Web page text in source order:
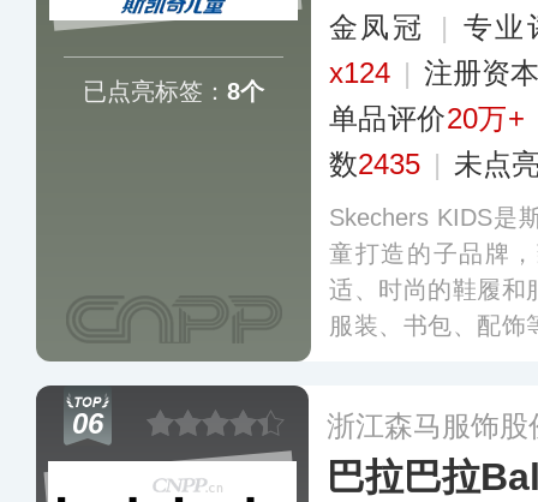
已点亮标签： 8个
金凤冠
| 专业
x124 | 注册资
单品评价20万+
数2435 | 未点
Skechers KIDS是
童打造的子品牌
适、时尚的鞋履和
服装、书包、配饰
兽系列、经典
P联名系列产品等
06 浙江森马服饰股
巴拉巴拉